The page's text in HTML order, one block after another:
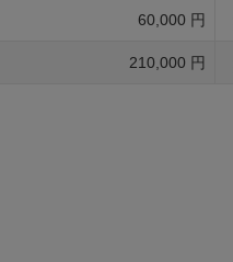
60,000 円
210,000 円